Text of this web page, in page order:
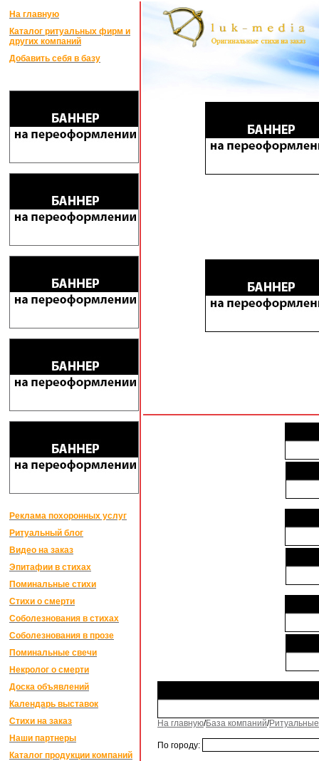
На главную
Каталог ритуальных фирм и
других компаний
Добавить себя в базу
Реклама похоронных услуг
Ритуальный блог
Видео на заказ
Эпитафии в стихах
Поминальные стихи
Стихи о смерти
Соболезнования в стихах
Соболезнования в прозе
Поминальные свечи
Некролог о смерти
Доска объявлений
Календарь выставок
Стихи на заказ
Наши партнеры
Каталог продукции компаний
На главную/База компаний/
По городу: